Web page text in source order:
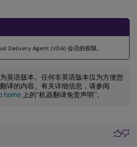
Delivery Agent (VDA) 会话的权限。
英语版本。任何非英语版本仅为方便您
译的内容。有关详细信息，请参阅
home 上的“机器翻译免责声明”。